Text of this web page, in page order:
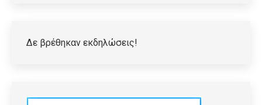
Δε βρέθηκαν εκδηλώσεις!